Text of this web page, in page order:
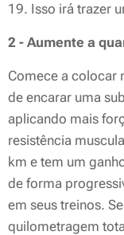
19. Isso irá trazer
2 - Aumente a
Comece a colocar
de encarar uma
aplicando mais
resistência
km e tem um
de forma
em seus treinos.
quilometragem